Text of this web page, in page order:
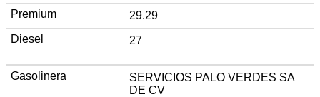
29.29
27
SERVICIOS PALO VERDES SA
DE CV